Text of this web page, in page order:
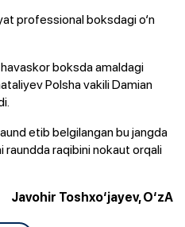
professional boksdagi o‘n
boksda amaldagi
Polsha vakili Damian
etib belgilangan bu jangda
raundda raqibini nokaut orqali
Javohir Toshxo‘jayev, O‘zA